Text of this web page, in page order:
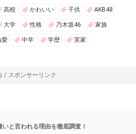
高校 かわいい 子供 AKB48
大学 性格 乃木坂46 家族
愛 中学 学歴 実家
/ スポンサーリンク
と言われる理由を徹底調査！